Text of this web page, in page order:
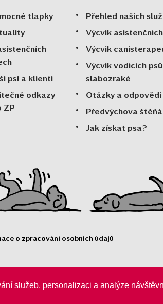
služeb, personalizaci a analýze
tlapky
psi a klienti
odkazy
ZP
Přehled našich
Výcvik
Výcvik
Výcvik vodících
slabozraké
Otázky a odpovědi
Předvýchova
Jak získat psa?
o zpracování osobních údajů